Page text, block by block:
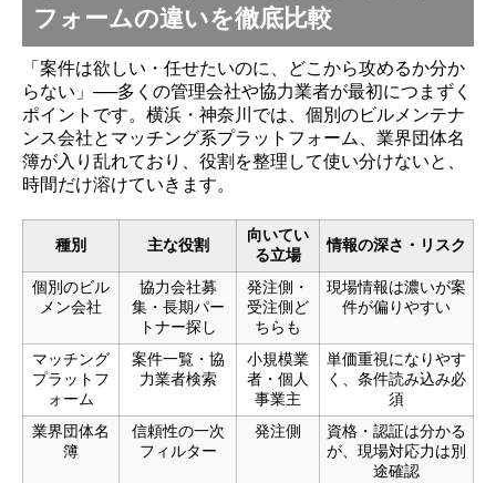
フォームの違いを徹底比較
「案件は欲しい・任せたいのに、どこから攻めるか分か
らない」──多くの管理会社や協力業者が最初につまずく
ポイントです。横浜・神奈川では、個別のビルメンテナ
ンス会社とマッチング系プラットフォーム、業界団体名
簿が入り乱れており、役割を整理して使い分けないと、
時間だけ溶けていきます。
種別 主な役割
向いてい
る立場
情報の深さ・リスク
個別のビル
メン会社
協力会社募
集・長期パー
トナー探し
発注側・
受注側ど
ちらも
現場情報は濃いが案
件が偏りやすい
マッチング
プラットフ
ォーム
案件一覧・協
力業者検索
小規模業
者・個人
事業主
単価重視になりやす
く、条件読み込み必
須
業界団体名
簿
信頼性の一次
フィルター
発注側
資格・認証は分かる
が、現場対応力は別
途確認